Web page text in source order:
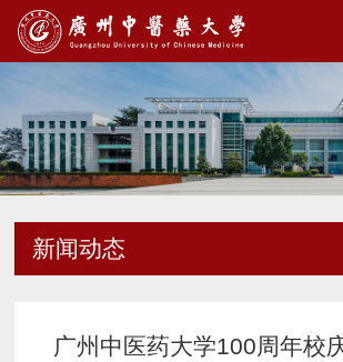
新闻动态
广州中医药大学100周年校